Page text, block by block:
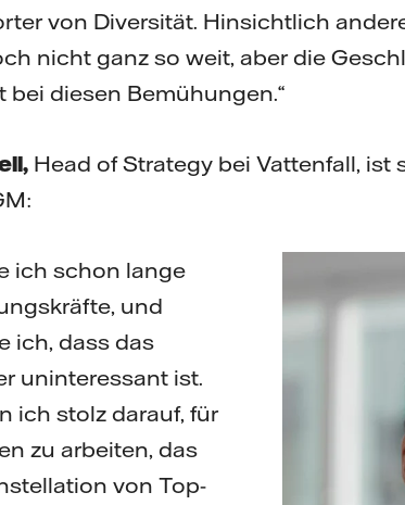
von Diversität. Hinsichtlich
nicht ganz so weit, aber die
diesen Bemühungen.“
Head of Strategy bei Vattenfall,
ich schon lange
und
ich, dass das
uninteressant ist.
ich stolz darauf, für
zu arbeiten, das
von Top-